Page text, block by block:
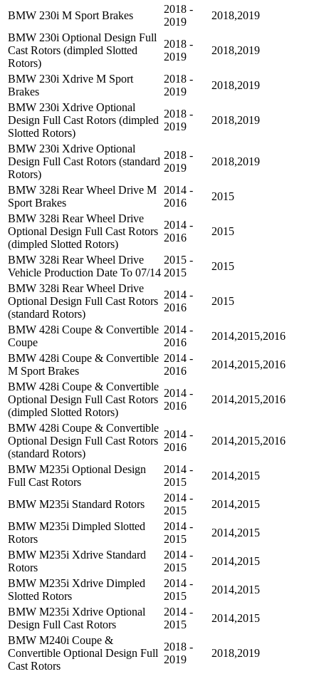
BMW 230i M Sport Brakes
2018 -
2019
2018,2019
BMW 230i Optional Design Full
Cast Rotors (dimpled Slotted
Rotors)
2018 -
2019
2018,2019
BMW 230i Xdrive M Sport
Brakes
2018 -
2019
2018,2019
BMW 230i Xdrive Optional
Design Full Cast Rotors (dimpled
Slotted Rotors)
2018 -
2019
2018,2019
BMW 230i Xdrive Optional
Design Full Cast Rotors (standard
Rotors)
2018 -
2019
2018,2019
BMW 328i Rear Wheel Drive M
Sport Brakes
2014 -
2016
2015
BMW 328i Rear Wheel Drive
Optional Design Full Cast Rotors
(dimpled Slotted Rotors)
2014 -
2016
2015
BMW 328i Rear Wheel Drive
Vehicle Production Date To 07/14
2015 -
2015
2015
BMW 328i Rear Wheel Drive
Optional Design Full Cast Rotors
(standard Rotors)
2014 -
2016
2015
BMW 428i Coupe & Convertible
Coupe
2014 -
2016
2014,2015,2016
BMW 428i Coupe & Convertible
M Sport Brakes
2014 -
2016
2014,2015,2016
BMW 428i Coupe & Convertible
Optional Design Full Cast Rotors
(dimpled Slotted Rotors)
2014 -
2016
2014,2015,2016
BMW 428i Coupe & Convertible
Optional Design Full Cast Rotors
(standard Rotors)
2014 -
2016
2014,2015,2016
BMW M235i Optional Design
Full Cast Rotors
2014 -
2015
2014,2015
BMW M235i Standard Rotors
2014 -
2015
2014,2015
BMW M235i Dimpled Slotted
Rotors
2014 -
2015
2014,2015
BMW M235i Xdrive Standard
Rotors
2014 -
2015
2014,2015
BMW M235i Xdrive Dimpled
Slotted Rotors
2014 -
2015
2014,2015
BMW M235i Xdrive Optional
Design Full Cast Rotors
2014 -
2015
2014,2015
BMW M240i Coupe &
Convertible Optional Design Full
Cast Rotors
2018 -
2019
2018,2019